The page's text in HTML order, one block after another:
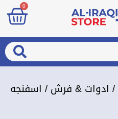
0
/ ادوات & فرش/ اسفنجه